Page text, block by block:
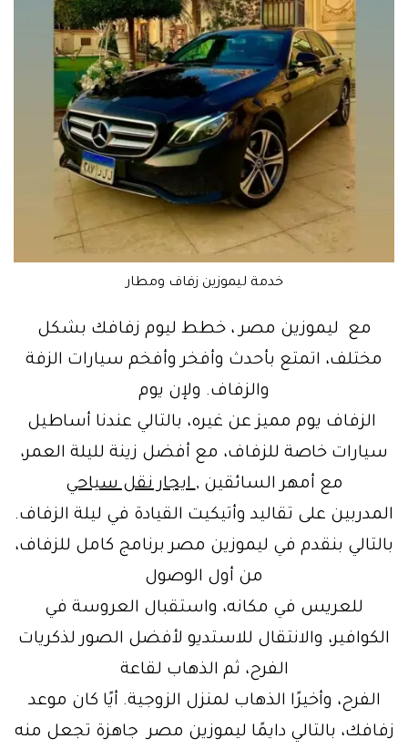
خدمة ليموزين زفاف ومطار
مع ليموزين مصر ، خطط ليوم زفافك بشكل
مختلف، اتمتع بأحدث وأفخر وأفخم سيارات الزفة
والزفاف. ولإن يوم
الزفاف يوم مميز عن غيره، بالتالي عندنا أساطيل
سيارات خاصة للزفاف، مع أفضل زينة لليلة العمر،
مع أمهر السائقين ,ايجار نقل سياحي
المدربين على تقاليد وأتيكيت القيادة في ليلة الزفاف.
بالتالي بنقدم في ليموزين مصر برنامج كامل للزفاف،
من أول الوصول
للعريس في مكانه، واستقبال العروسة في
الكوافير، والانتقال للاستديو لأفضل الصور لذكريات
الفرح، ثم الذهاب لقاعة
الفرح، وأخيرًا الذهاب لمنزل الزوجية. أيًا كان موعد
زفافك، بالتالي دايمًا ليموزين مصر جاهزة تجعل منه